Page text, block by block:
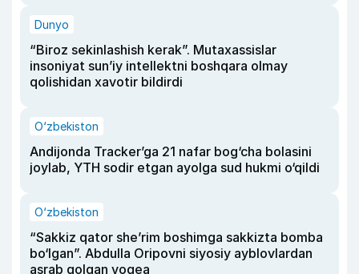
Dunyo
“Biroz sekinlashish kerak”. Mutaxassislar
insoniyat sun’iy intellektni boshqara olmay
qolishidan xavotir bildirdi
O‘zbekiston
Andijonda Tracker’ga 21 nafar bog‘cha bolasini
joylab, YTH sodir etgan ayolga sud hukmi o‘qildi
O‘zbekiston
“Sakkiz qator she’rim boshimga sakkizta bomba
bo‘lgan”. Abdulla Oripovni siyosiy ayblovlardan
asrab qolgan voqea